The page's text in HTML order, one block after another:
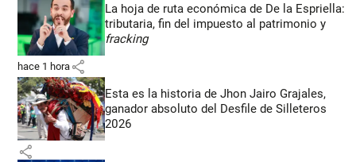
La hoja de ruta económica de De la Espriella:
tributaria, fin del impuesto al patrimonio y
fracking
hace 1 hora share
Esta es la historia de Jhon Jairo Grajales,
ganador absoluto del Desfile de Silleteros
2026
share